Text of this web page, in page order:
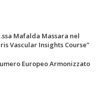
Mafalda Massara nel
Vascular Insights Course”
Europeo Armonizzato